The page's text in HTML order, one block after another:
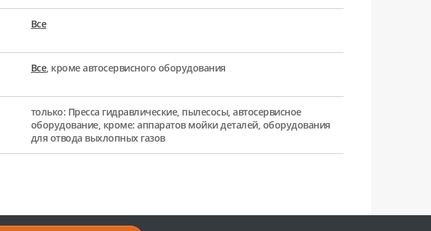
Все
Все, кроме автосервисного оборудования
только: Пресса гидравлические, пылесосы, автосервисное
оборудование, кроме: аппаратов мойки деталей, оборудования
для отвода выхлопных газов